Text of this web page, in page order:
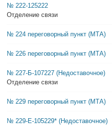
№ 222-125222
Отделение связи
№ 224 переговорный пункт (МТА)
№ 226 переговорный пункт (МТА)
№ 227-Б-107227 (Недоставочное)
Отделение связи
№ 229 переговорный пункт (МТА)
№ 229-Е-105229* (Недоставочное)